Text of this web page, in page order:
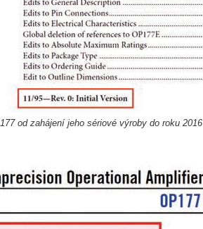
od zahájení jeho sériové výroby do roku 2016